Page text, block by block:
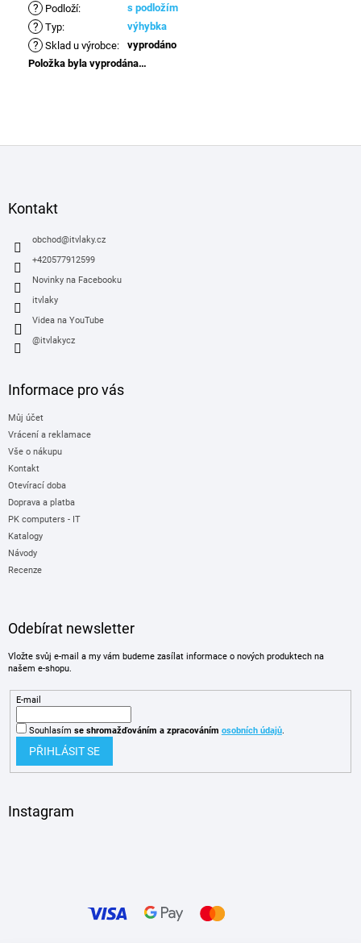
? Podloží: s podložím
? Typ: výhybka
? Sklad u výrobce:
vyprodáno
Položka byla vyprodána…
Kontakt
obchod@itvlaky.cz
+420577912599
Novinky na Facebooku
itvlaky
Videa na YouTube
@itvlakycz
Informace pro vás
Můj účet
Vrácení a reklamace
Vše o nákupu
Kontakt
Otevírací doba
Doprava a platba
PK computers - IT
Katalogy
Návody
Recenze
Odebírat newsletter
Vložte svůj e-mail a my vám budeme zasílat informace o nových produktech na
našem e-shopu.
E-mail
Souhlasím se shromažďováním a zpracováním osobních údajů.
PŘIHLÁSIT SE
Instagram